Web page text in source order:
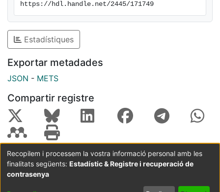
https://hdl.handle.net/2445/171749
Estadístiques
Exportar metadades
JSON - METS
Compartir registre
Coordinació:CRAI UB Avís legal
Metadades
subjectes a:
Configuració
Recopilem i processem la vostra informació personal amb les
finalitats següents: Estadístic & Registre i recuperació de
contrasenya